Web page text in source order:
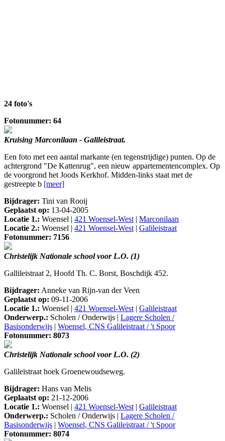
24 foto's
Fotonummer: 64
Kruising Marconilaan - Galileistraat.
Een foto met een aantal markante (en tegenstrijdige) punten. Op de
achtergrond "De Kattenrug", een nieuw appartementencomplex. Op
de voorgrond het Joods Kerkhof. Midden-links staat met de
gestreepte b [meer]
Bijdrager: Tini van Rooij
Geplaatst op: 13-04-2005
Locatie 1.: Woensel | 421 Woensel-West| Marconilaan
Locatie 2.: Woensel | 421 Woensel-West| Galileistraat
Fotonummer: 7156
Christelijk Nationale school voor L.O. (1)
Gallileistraat 2, Hoofd Th. C. Borst, Boschdijk 452.
Bijdrager: Anneke van Rijn-van der Veen
Geplaatst op: 09-11-2006
Locatie 1.: Woensel | 421 Woensel-West| Galileistraat
Onderwerp.: Scholen / Onderwijs | Lagere Scholen /
Basisonderwijs | Woensel, CNS Galileistraat / 't Spoor
Fotonummer: 8073
Christelijk Nationale school voor L.O. (2)
Galileïstraat hoek Groenewoudseweg.
Bijdrager: Hans van Melis
Geplaatst op: 21-12-2006
Locatie 1.: Woensel | 421 Woensel-West| Galileistraat
Onderwerp.: Scholen / Onderwijs | Lagere Scholen /
Basisonderwijs | Woensel, CNS Galileistraat / 't Spoor
Fotonummer: 8074